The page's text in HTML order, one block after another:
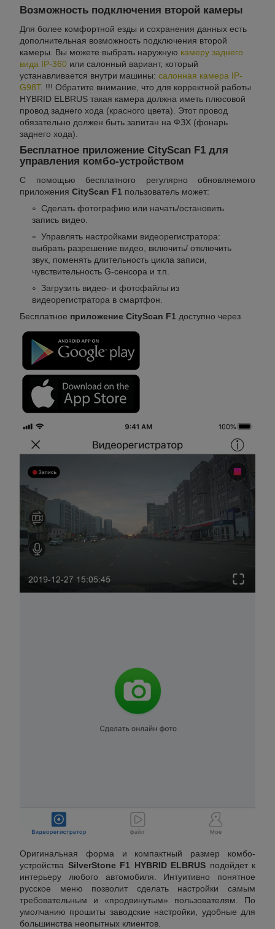
Возможность подключения второй камеры
Для более комфортной езды и сохранения данных есть
дополнительная возможность подключения второй
камеры. Вы можете выбрать наружную камеру заднего
вида IP-360 или салонный вариант, который
устанавливается внутри машины: салонная камера IP-
G98T. !!! Обратите внимание, что для корректной работы
HYBRID ELBRUS такая камера должна иметь плюсовой
провод заднего хода (красного цвета). Этот провод
обязательно должен быть запитан на ФЗХ (фонарь
заднего хода).
Бесплатное приложение CityScan F1 для
управления комбо-устройством
С помощью бесплатного регулярно обновляемого
приложения CityScan F1 пользователь может:
Сделать фотографию или начать/остановить
запись видео.
Управлять настройками видеорегистратора:
выбрать разрешение видео, включить/ отключить
звук, поменять длительность цикла записи,
чувствительность G-сенсора и т.п.
Загрузить видео- и фотофайлы из
видеорегистратора в смартфон.
Бесплатное приложение CityScan F1 доступно через
Оригинальная форма и компактный размер комбо-
устройства SilverStone F1 HYBRID ELBRUS подойдет к
интерьеру любого автомобиля. Интуитивно понятное
русское меню позволит сделать настройки самым
требовательным и «продвинутым» пользователям. По
умолчанию прошиты заводские настройки, удобные для
большинства неопытных клиентов.